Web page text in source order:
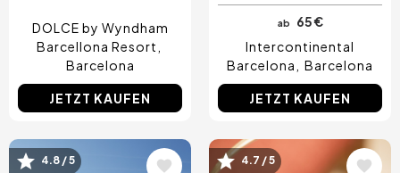
DOLCE by Wyndham
Barcellona Resort
Barcelona
JETZT KAUFEN
ab
65 €
Intercontinental
Barcelona
Barcelona
JETZT KAUFEN
Bild4.8 / 5 Bild4.7 / 5